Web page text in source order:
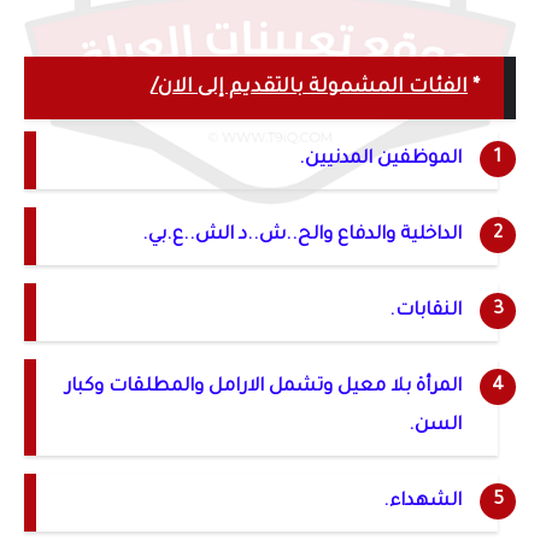
* الفئات المشمولة بالتقديم إلى الان/
الموظفين المدنيين.
الداخلية والدفاع والح..ش..د الش..ع.بي.
النقابات.
المرأة بلا معيل وتشمل الارامل والمطلقات وكبار
السن.
الشهداء.